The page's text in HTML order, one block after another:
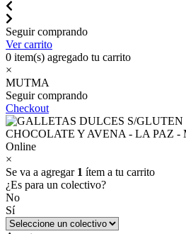
Seguir comprando
Ver carrito
0 item(s) agregado tu carrito
×
MUTMA
Seguir comprando
Checkout
×
Se va a agregar 1 ítem a tu carrito
¿Es para un colectivo?
No
Sí